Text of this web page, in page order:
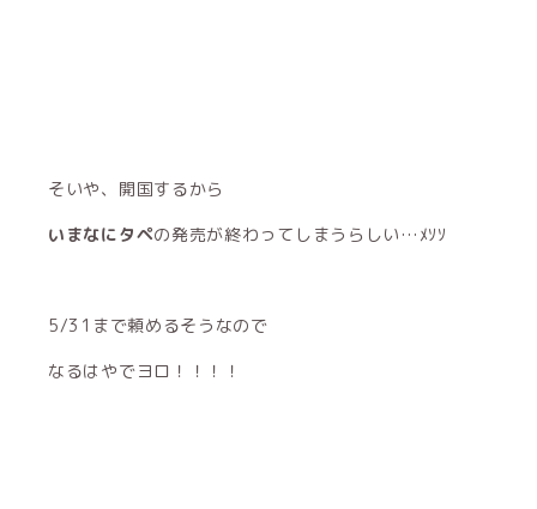
そいや、開国するから
いまなにタペの発売が終わってしまうらしい…ﾒｿｿ
5/31まで頼めるそうなので
なるはやでヨロ！！！！